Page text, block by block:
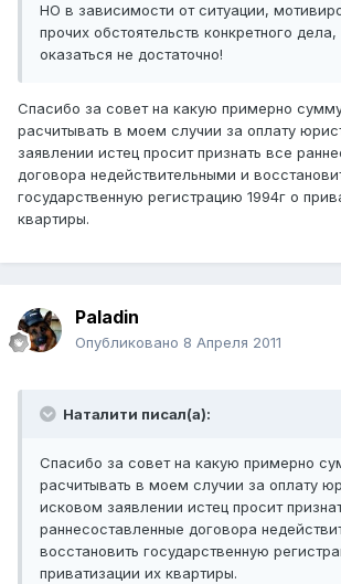
НО в зависимости от ситуации,
прочих обстоятельств конкретного
оказаться не достаточно!
Спасибо за совет на какую примерно
расчитывать в моем случии за оплату
заявлении истец просит признать все
договора недействительными и
государственную регистрацию 1994г о
квартиры.
Paladin
Опубликовано 8 Апреля 2011
Наталити писал(а):
Спасибо за совет на какую примерно
расчитывать в моем случии за оплату
исковом заявлении истец просит
раннесоставленные договора
восстановить государственную
приватизации их квартиры.